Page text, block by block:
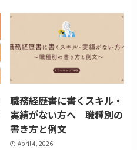
職務経歴書に書くスキル・
実績がない方へ｜職種別の
書き方と例文
April 4, 2026